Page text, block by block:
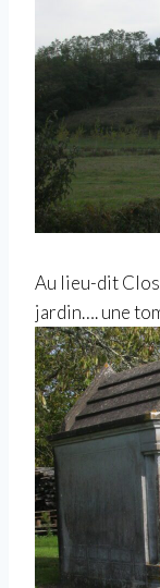
Au lieu-dit
jardin…. une